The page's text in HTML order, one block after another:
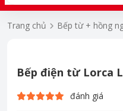
Trang chủ Bếp từ + hồng
Bếp điện từ Lorca
đánh giá